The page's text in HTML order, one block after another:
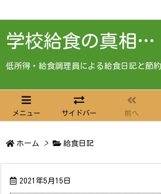
学校給食の真相…
低所得・給食調理員による給食日記と節
メニュー サイドバー 前へ
ホーム > 給食日記
2021年5月15日